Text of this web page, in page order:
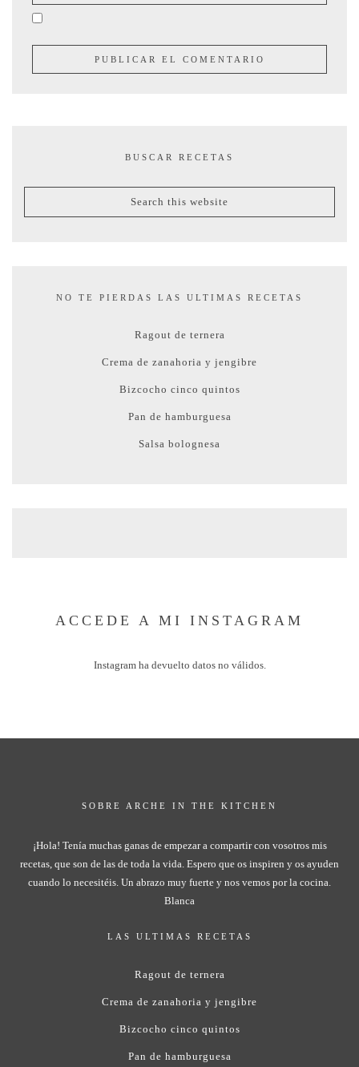
BUSCAR RECETAS
NO TE PIERDAS LAS ULTIMAS RECETAS
Ragout de ternera
Crema de zanahoria y jengibre
Bizcocho cinco quintos
Pan de hamburguesa
Salsa bolognesa
ACCEDE A MI INSTAGRAM
Instagram ha devuelto datos no válidos.
SOBRE ARCHE IN THE KITCHEN
¡Hola! Tenía muchas ganas de empezar a compartir con vosotros mis
recetas, que son de las de toda la vida. Espero que os inspiren y os ayuden
cuando lo necesitéis. Un abrazo muy fuerte y nos vemos por la cocina.
Blanca
LAS ULTIMAS RECETAS
Ragout de ternera
Crema de zanahoria y jengibre
Bizcocho cinco quintos
Pan de hamburguesa